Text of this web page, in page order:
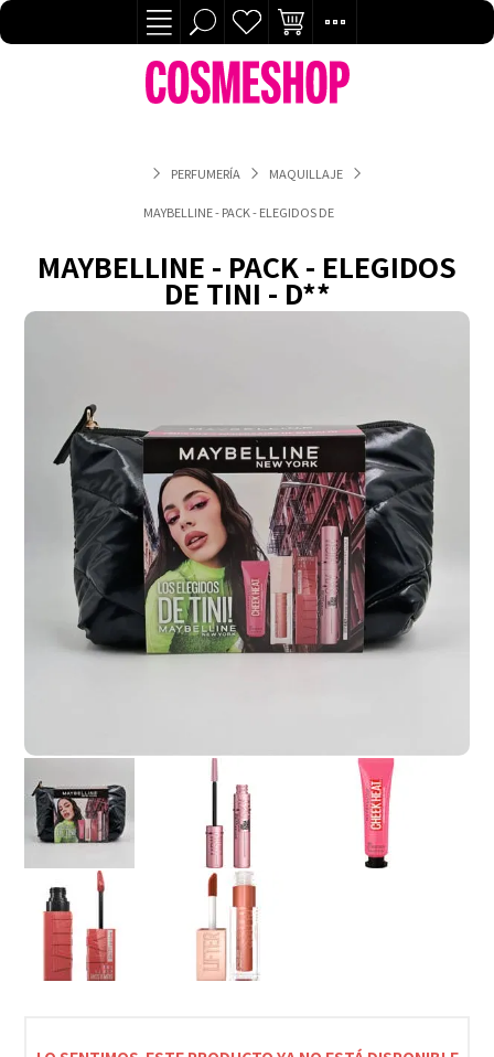
PERFUMERÍA MAQUILLAJE
MAYBELLINE - PACK - ELEGIDOS DE TINI - D**
MAYBELLINE - PACK - ELEGIDOS
DE TINI - D**